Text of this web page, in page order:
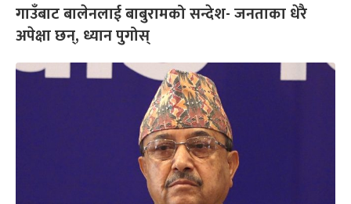
गाउँबाट बालेनलाई बाबुरामको सन्देश- जनताका धेरै
अपेक्षा छन्, ध्यान पुगोस्